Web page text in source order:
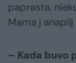
paprasta,
Mama į
– Kada buvo